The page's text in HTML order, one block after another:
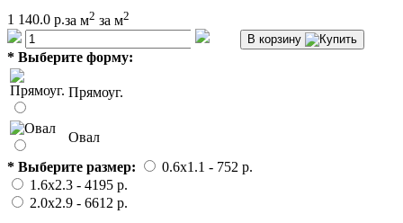
1 140.0 р.за м2 за м2
В корзину
* Выберите форму:
Прямоуг.
Овал
* Выберите размер: 0.6x1.1 - 752 p.
1.6x2.3 - 4195 p.
2.0x2.9 - 6612 p.